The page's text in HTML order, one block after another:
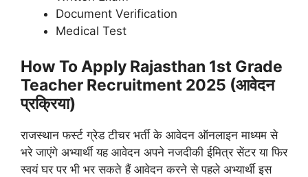
Document Verification
Medical Test
How To Apply Rajasthan 1st Grade
Teacher Recruitment 2025 (आवेदन
प्रक्रिया)
राजस्थान फर्स्ट ग्रेड टीचर भर्ती के आवेदन ऑनलाइन माध्यम से
भरे जाएंगे अभ्यार्थी यह आवेदन अपने नजदीकी ईमित्र सेंटर या फिर
स्वयं घर पर भी भर सकते हैं आवेदन करने से पहले अभ्यार्थी इस